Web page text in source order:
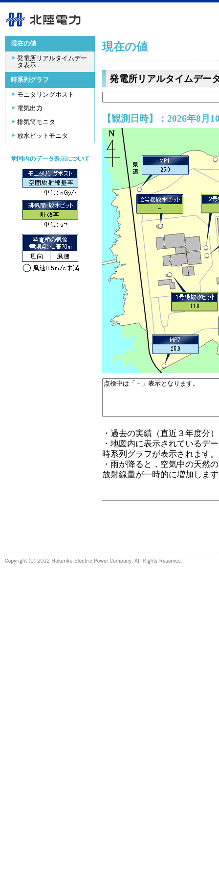
現在の値
発電所リアルタイムデー
タ表示
時系列グラフ
モニタリングポスト
電気出力
排気筒モニタ
放水ピットモニタ
現在の値
発電所リアルタイムデー
【観測日時】：2026年8月
・過去の実績（直近３年度分
・地図内に表示されているデ
時系列グラフが表示されます。
・雨が降ると，空気中の天然
放射線量が一時的に増加しま